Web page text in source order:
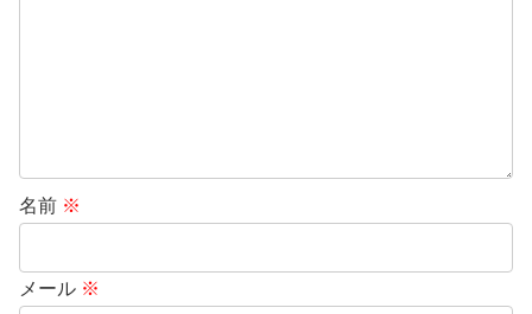
名前 ※
メール ※